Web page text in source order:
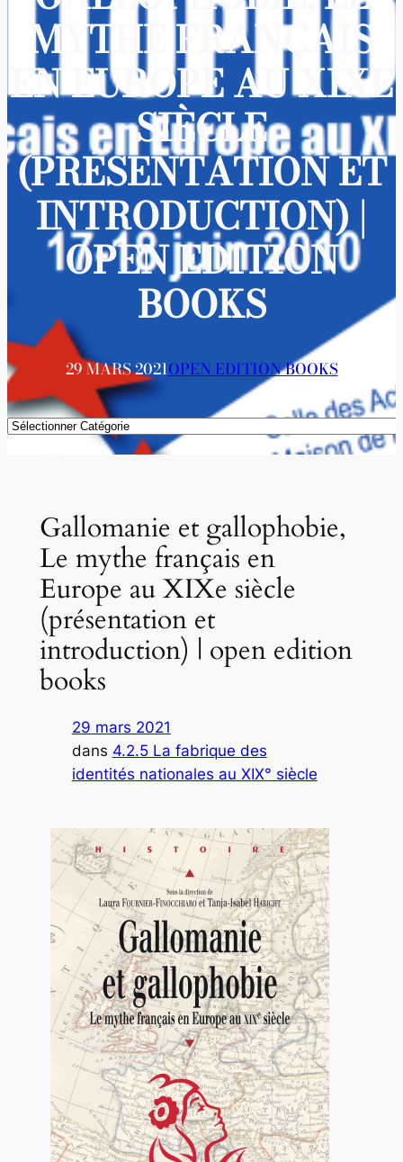
MYTHE FRANÇAIS
EN EUROPE AU XIXE
SIÈCLE
(PRÉSENTATION ET
INTRODUCTION) |
OPEN EDITION
BOOKS
29 MARS 2021OPEN EDITION BOOKS
Catégories
Gallomanie et gallophobie,
Le mythe français en
Europe au XIXe siècle
(présentation et
introduction) | open edition
books
29 mars 2021
dans 4.2.5 La fabrique des
identités nationales au XIX° siècle